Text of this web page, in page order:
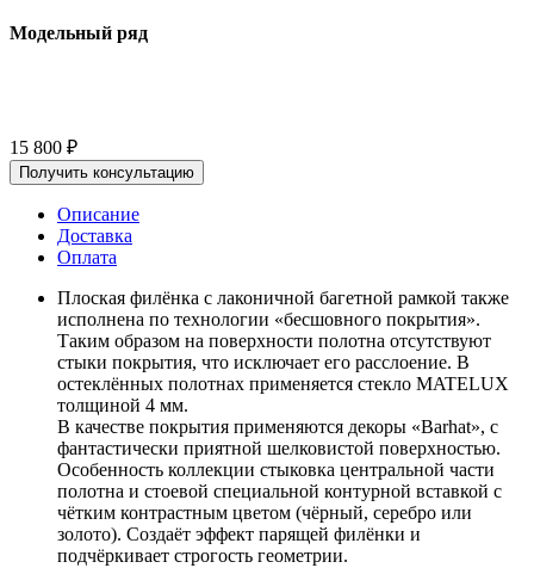
Модельный ряд
15 800 ₽
Получить консультацию
Описание
Доставка
Оплата
Плоская филёнка с лаконичной багетной рамкой также
исполнена по технологии «бесшовного покрытия».
Таким образом на поверхности полотна отсутствуют
стыки покрытия, что исключает его расслоение. В
остеклённых полотнах применяется стекло MATELUX
толщиной 4 мм.
В качестве покрытия применяются декоры «Barhat», c
фантастически приятной шелковистой поверхностью.
Особенность коллекции стыковка центральной части
полотна и стоевой специальной контурной вставкой с
чётким контрастным цветом (чёрный, серебро или
золото). Создаёт эффект парящей филёнки и
подчёркивает строгость геометрии.